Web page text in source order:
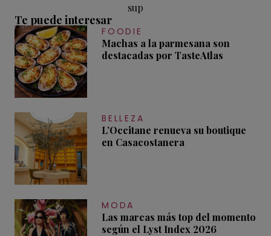
sup
Te puede interesar
FOODIE
Machas a la parmesana son
destacadas por TasteAtlas
BELLEZA
L’Occitane renueva su boutique
en Casacostanera
MODA
Las marcas más top del momento
según el Lyst Index 2026